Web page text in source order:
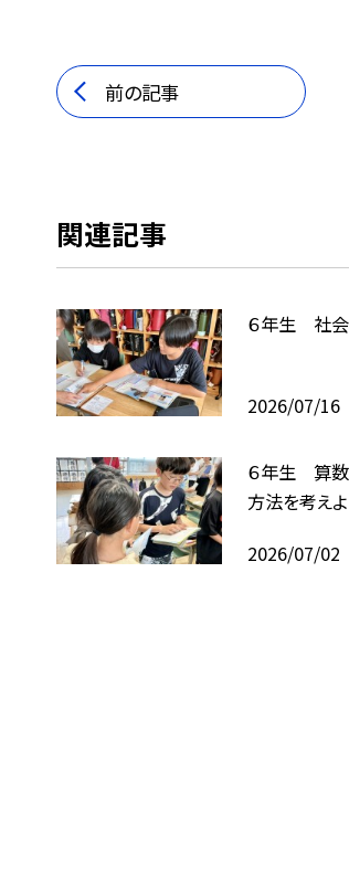
前の記事
関連記事
６年生 社
2026/07/16
６年生 算
方法を考え
2026/07/02